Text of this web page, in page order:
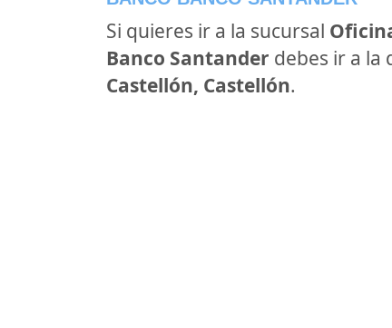
Si quieres ir a la sucursal
Banco Santander debes ir a la
Castellón, Castellón.